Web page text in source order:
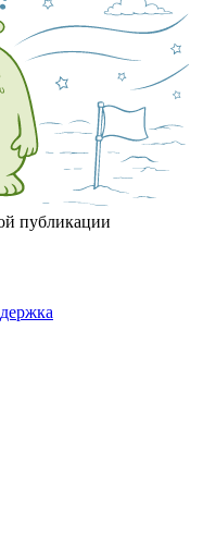
публикации